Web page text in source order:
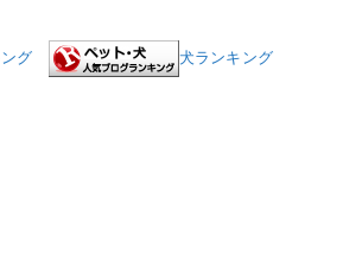
グ 犬ランキング